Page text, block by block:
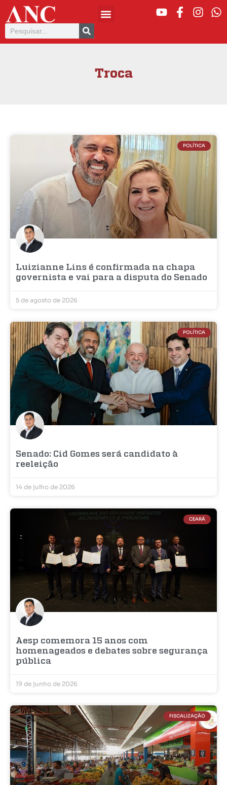
Troca
POLÍTICA
Luizianne Lins é confirmada na chapa
governista e vai para a disputa do Senado
5 de agosto de 2026
POLÍTICA
Senado: Cid Gomes será candidato à
reeleição
14 de julho de 2026
CEARÁ
Aesp comemora 15 anos com
homenageados e debates sobre segurança
pública
19 de junho de 2026
FISCALIZAÇÃO